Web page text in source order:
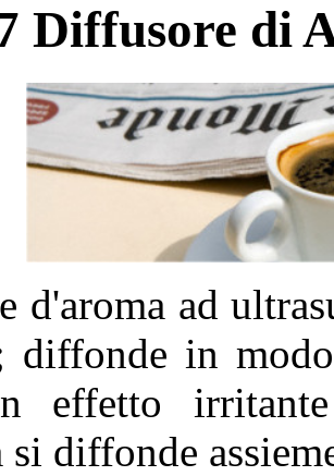
Diffusore di
d'aroma ad
diffonde in
effetto
si diffonde